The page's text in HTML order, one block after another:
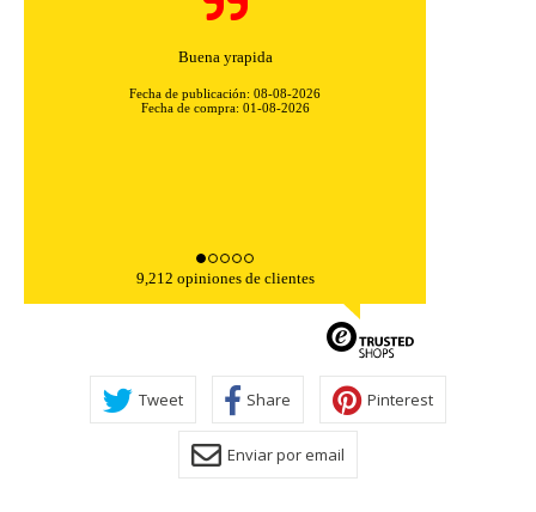
Buena yrapida
Fecha de publicación: 08-08-2026
Fecha de compra: 01-08-2026
9,212 opiniones de clientes
Tweet Share Pinterest
Enviar por email
CONFIGURACIÓN DE COOKIES
RECHAZAR TODO
Cookies necesarias
Estas cookies son necesarias para que el sitio web